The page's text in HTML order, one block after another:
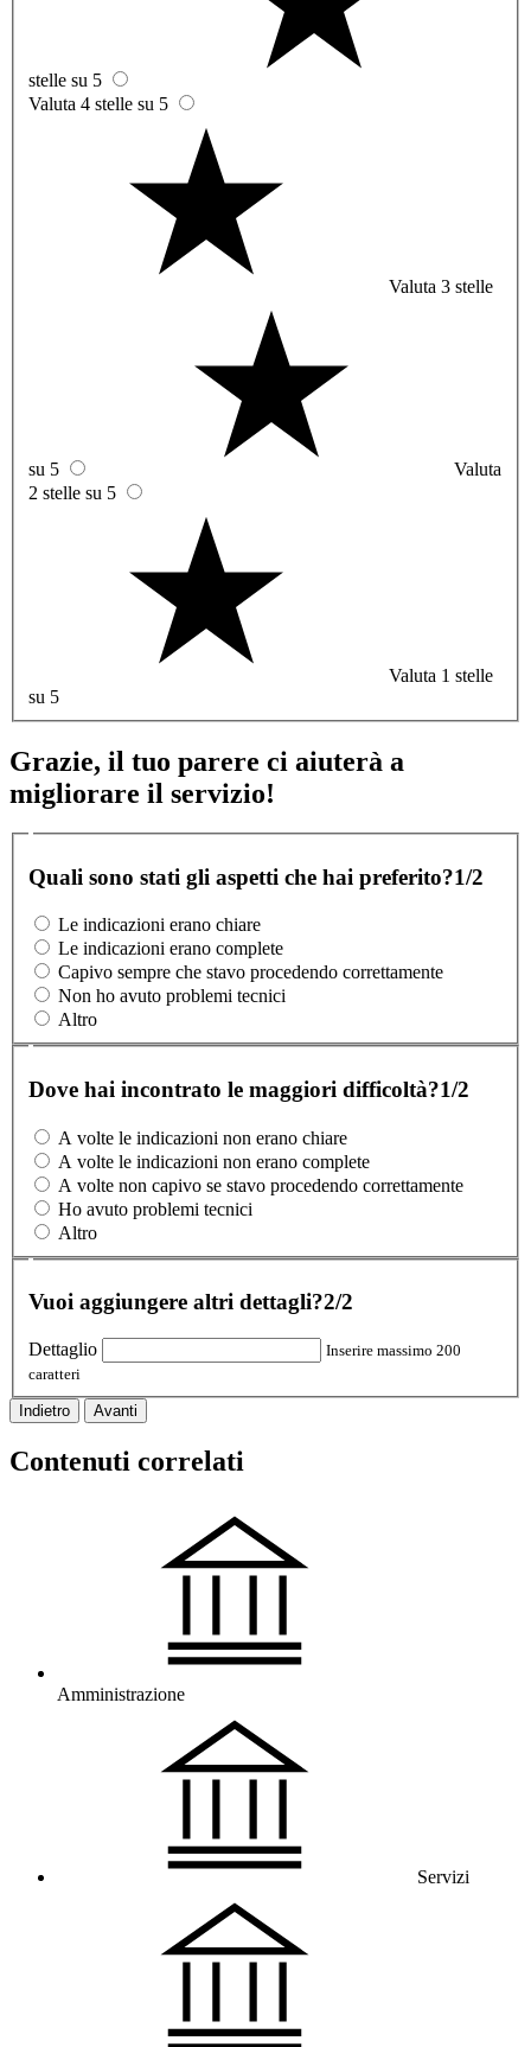
stelle su 5
Valuta 4 stelle su 5
Valuta 3 stelle
su 5
Valuta
2 stelle su 5
Valuta 1 stelle
su 5
Grazie, il tuo parere ci aiuterà a
migliorare il servizio!
Quali sono stati gli aspetti che hai preferito?1/2
Le indicazioni erano chiare
Le indicazioni erano complete
Capivo sempre che stavo procedendo correttamente
Non ho avuto problemi tecnici
Altro
Dove hai incontrato le maggiori difficoltà?1/2
A volte le indicazioni non erano chiare
A volte le indicazioni non erano complete
A volte non capivo se stavo procedendo correttamente
Ho avuto problemi tecnici
Altro
Vuoi aggiungere altri dettagli?2/2
Dettaglio
Inserire massimo 200
caratteri
Indietro Avanti
Contenuti correlati
Amministrazione
Servizi